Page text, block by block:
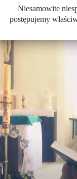
Niesamowite
postępujemy